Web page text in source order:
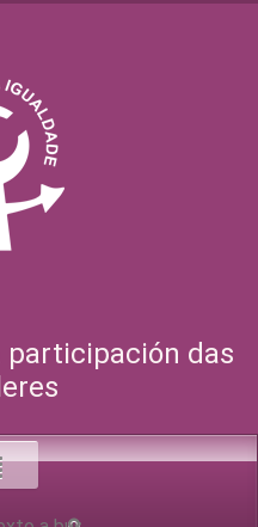
participación das